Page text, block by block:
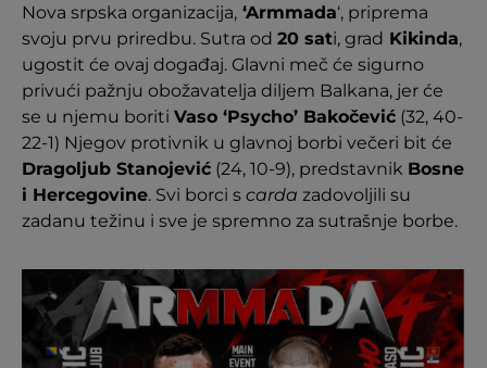
Nova srpska organizacija, ‘Armmada‘, priprema
svoju prvu priredbu. Sutra od 20 sati, grad Kikinda,
ugostit će ovaj događaj. Glavni meč će sigurno
privući pažnju obožavatelja diljem Balkana, jer će
se u njemu boriti Vaso ‘Psycho’ Bakočević (32, 40-
22-1) Njegov protivnik u glavnoj borbi večeri bit će
Dragoljub Stanojević (24, 10-9), predstavnik Bosne
i Hercegovine. Svi borci s carda zadovoljili su
zadanu težinu i sve je spremno za sutrašnje borbe.